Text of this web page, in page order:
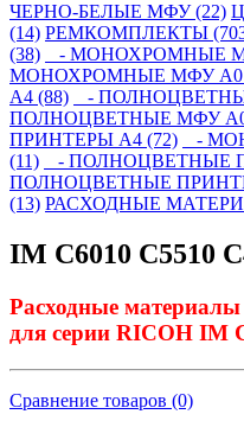
ЧЕРНО-БЕЛЫЕ МФУ (22)
(14) РЕМКОМПЛЕКТЫ
(38)
- МОНОХРОМНЫЕ
МОНОХРОМНЫЕ МФУ А0
А4 (88)
-
ПОЛНОЦВЕТНЫЕ МФУ А0
ПРИНТЕРЫ А4 (72)
-
(11)
- ПОЛНОЦВЕТНЫЕ
ПОЛНОЦВЕТНЫЕ
(13) РАСХОДНЫЕ
IM C6010 C5510
Расходные
для серии RICOH IM
Сравнение товаров (0)